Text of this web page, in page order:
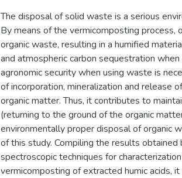
The disposal of solid waste is a serious
By means of the vermicomposting process,
organic waste, resulting in a humified
and atmospheric carbon sequestration
agronomic security when using waste is
of incorporation, mineralization and release
organic matter. Thus, it contributes to
(returning to the ground of the organic
environmentally proper disposal of organic
of this study. Compiling the results
spectroscopic techniques for
vermicomposting of extracted humic acids,